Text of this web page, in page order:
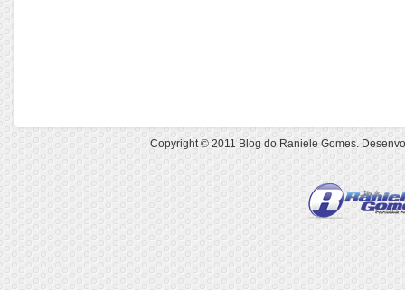
Copyright © 2011Blog do Raniele Gomes.